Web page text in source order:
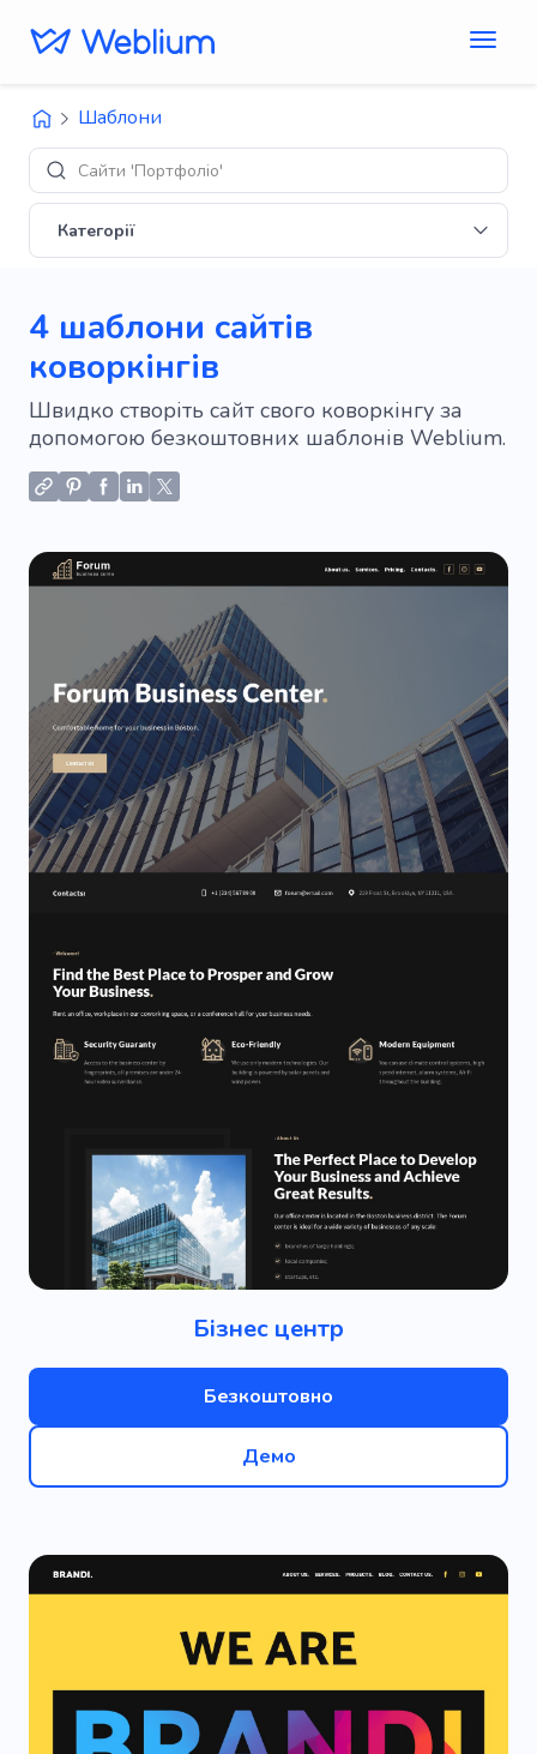
Шаблони
Сайти 'Портфоліо'
Категорії
4 шаблони сайтів
коворкінгів
Швидко створіть сайт свого коворкінгу за
допомогою безкоштовних шаблонів Weblium.
Бізнес центр
Безкоштовно
Демо